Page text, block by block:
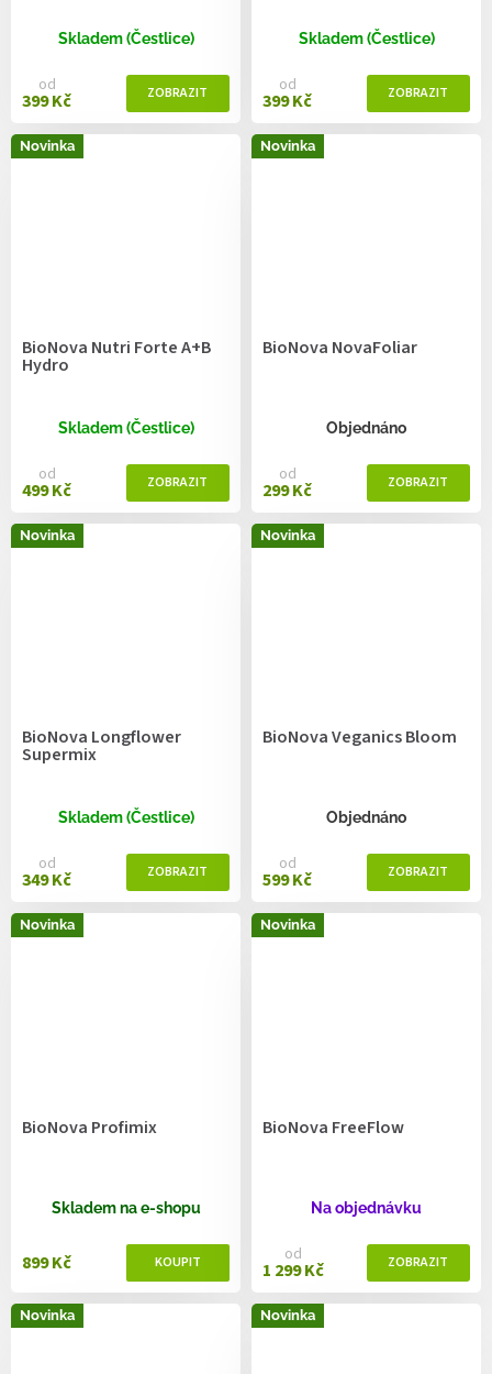
Skladem (Čestlice)
od
399 Kč
Skladem (Čestlice)
od
399 Kč
Novinka
BioNova Nutri Forte A+B
Hydro
Skladem (Čestlice)
od
499 Kč
Novinka
BioNova NovaFoliar
Objednáno
od
299 Kč
Novinka
BioNova Longflower
Supermix
Skladem (Čestlice)
od
349 Kč
Novinka
BioNova Veganics Bloom
Objednáno
od
599 Kč
Novinka
BioNova Profimix
Skladem na e-shopu
899 Kč
Novinka
BioNova FreeFlow
Na objednávku
od
1 299 Kč
Novinka Novinka